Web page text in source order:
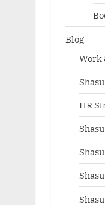
Blog
Work
HR